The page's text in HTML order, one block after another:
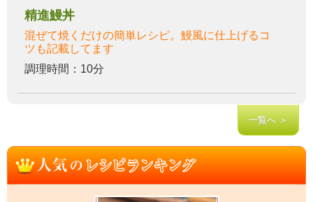
精進鰻丼
混ぜて焼くだけの簡単レシピ。鰻風に仕上げるコ
ツも記載してます
調理時間：10分
一覧へ ＞